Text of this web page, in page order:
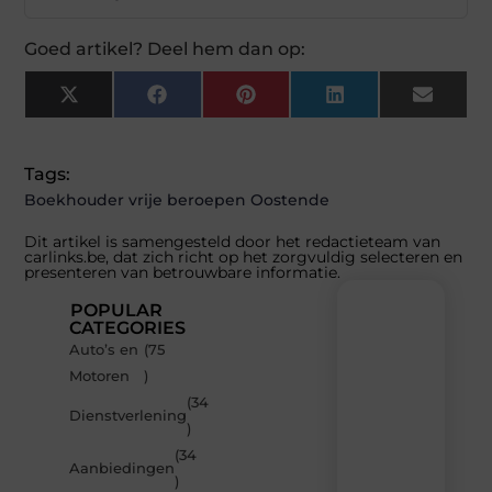
Goed artikel? Deel hem dan op:
X
(Twitter)
FacebookPinterestLinkedInEmail
Tags:
Boekhouder vrije beroepen Oostende
Dit artikel is samengesteld door het redactieteam van
carlinks.be, dat zich richt op het zorgvuldig selecteren en
presenteren van betrouwbare informatie.
POPULAR
CATEGORIES
Auto’s en
Motoren
(75
)
Dienstverlening
(34
)
Aanbiedingen
(34
)